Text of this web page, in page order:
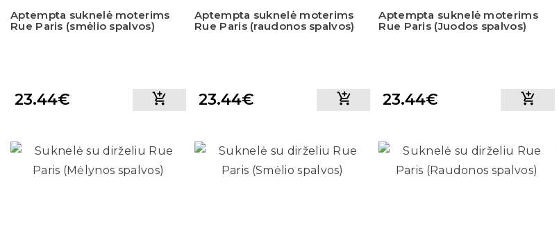
Aptempta suknelė moterims
Rue Paris (smėlio spalvos)
23.44€
Aptempta suknelė moterims
Rue Paris (raudonos spalvos)
23.44€
Aptempta suknelė moterims
Rue Paris (Juodos spalvos)
23.44€